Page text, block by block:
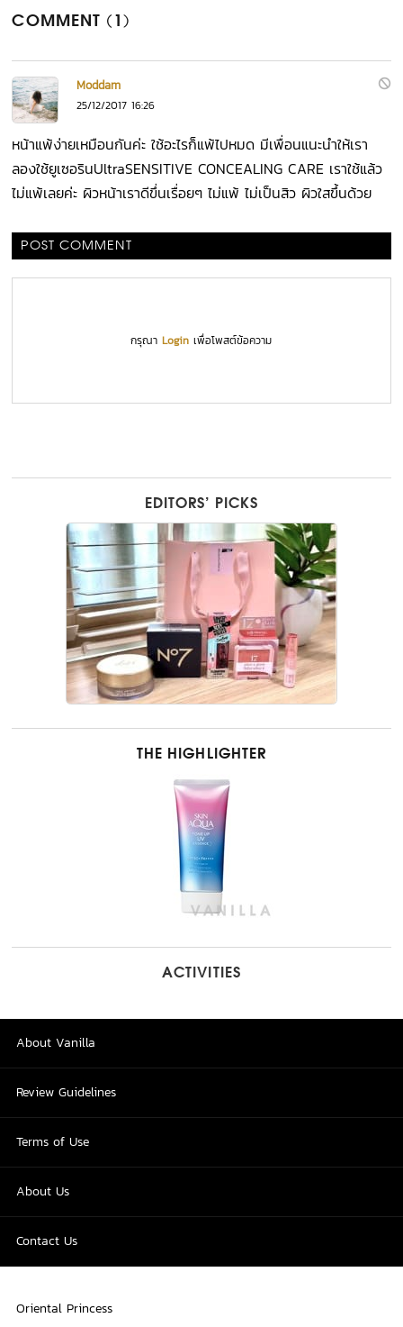
COMMENT (1)
Moddam
25/12/2017 16:26
หน้าแพ้ง่ายเหมือนกันค่ะ ใช้อะไรก็แพ้ไปหมด มีเพื่อนแนะนำให้เรา
ลองใช้ยูเซอรินUltraSENSITIVE CONCEALING CARE เราใช้แล้ว
ไม่แพ้เลยค่ะ ผิวหน้าเราดีขึ่นเรื่อยๆ ไม่แพ้ ไม่เป็นสิว ผิวใสขึ้นด้วย
POST COMMENT
กรุณาLogin เพื่อโพสต์ข้อความ
EDITORS’ PICKS
THE HIGHLIGHTER
ACTIVITIES
About Vanilla
Review Guidelines
Terms of Use
About Us
Contact Us
Oriental Princess